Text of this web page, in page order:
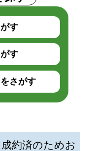
す
す
さがす
約済のためお